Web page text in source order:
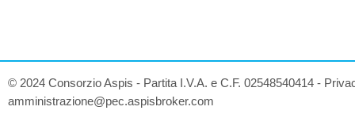
© 2024 Consorzio Aspis - Partita I.V.A. e C.F. 02548540414 -
amministrazione@pec.aspisbroker.com